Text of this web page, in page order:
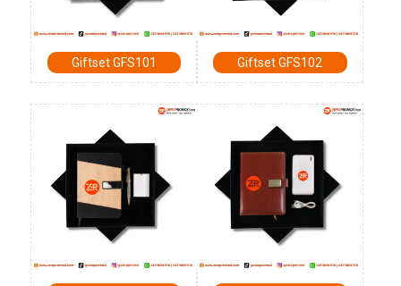
Giftset GFS101 Giftset GFS102